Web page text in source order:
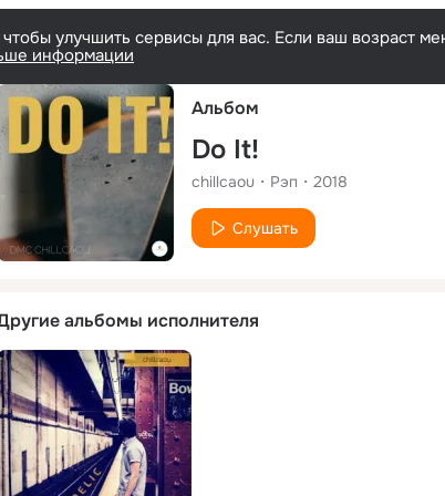
улучшить сервисы для вас. Если ваш возраст
информации
Альбом
Do It!
chillcaou Рэп 2018
Слушать
альбомы исполнителя